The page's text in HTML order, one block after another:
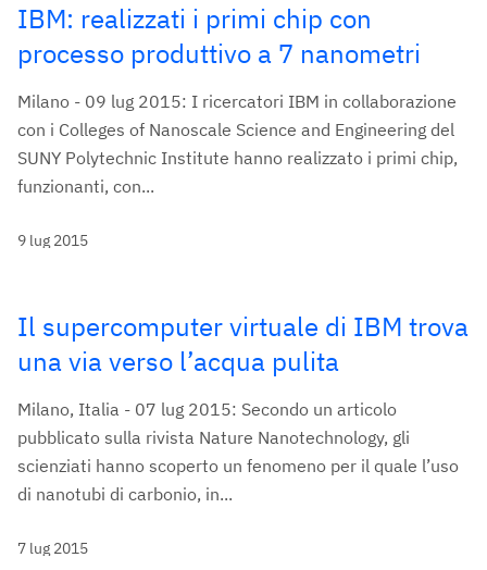
IBM: realizzati i primi chip con
processo produttivo a 7 nanometri
Milano - 09 lug 2015: I ricercatori IBM in collaborazione
con i Colleges of Nanoscale Science and Engineering del
SUNY Polytechnic Institute hanno realizzato i primi chip,
funzionanti, con...
9 lug 2015
Il supercomputer virtuale di IBM trova
una via verso l’acqua pulita
Milano, Italia - 07 lug 2015: Secondo un articolo
pubblicato sulla rivista Nature Nanotechnology, gli
scienziati hanno scoperto un fenomeno per il quale l’uso
di nanotubi di carbonio, in...
7 lug 2015